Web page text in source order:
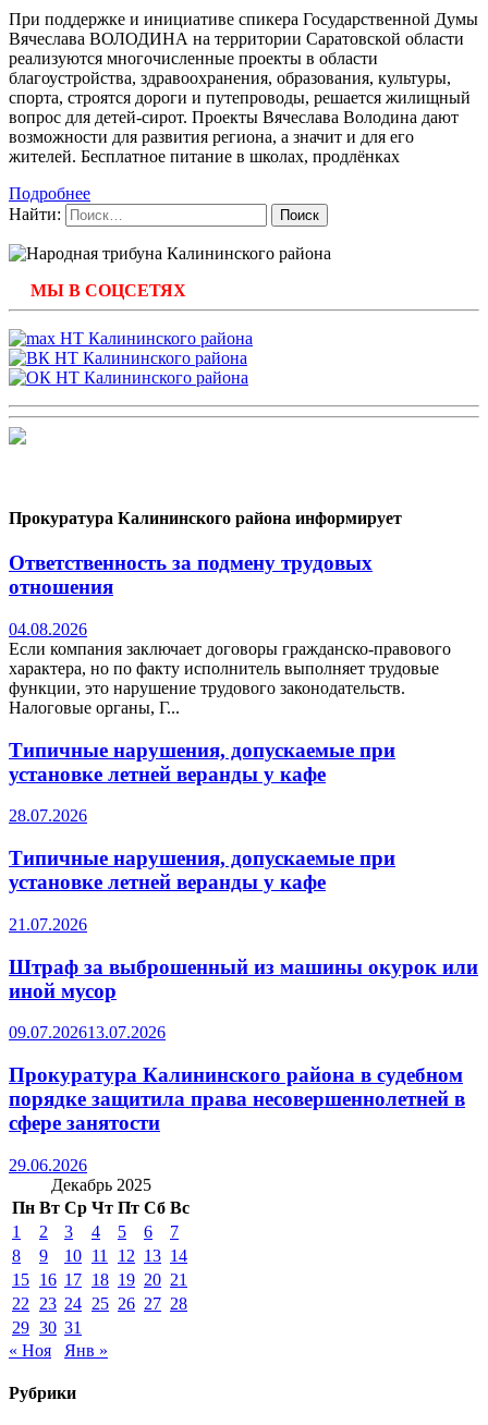
При поддержке и инициативе спикера Государственной Думы
Вячеслава ВОЛОДИНА на территории Саратовской области
реализуются многочисленные проекты в области
благоустройства, здравоохранения, образования, культуры,
спорта, строятся дороги и путепроводы, решается жилищный
вопрос для детей-сирот. Проекты Вячеслава Володина дают
возможности для развития региона, а значит и для его
жителей. Бесплатное питание в школах, продлёнках
Подробнее
Найти:
МЫ В СОЦСЕТЯХ
Прокуратура Калининского района информирует
Ответственность за подмену трудовых
отношения
04.08.2026
Если компания заключает договоры гражданско-правового
характера, но по факту исполнитель выполняет трудовые
функции, это нарушение трудового законодательств.
Налоговые органы, Г...
Типичные нарушения, допускаемые при
установке летней веранды у кафе
28.07.2026
Типичные нарушения, допускаемые при
установке летней веранды у кафе
21.07.2026
Штраф за выброшенный из машины окурок или
иной мусор
09.07.202613.07.2026
Прокуратура Калининского района в судебном
порядке защитила права несовершеннолетней в
сфере занятости
29.06.2026
Декабрь 2025
Пн Вт Ср Чт Пт Сб Вс
1
2 3 4 5 6
7
8
9 10 11 12 13 14
15 16 17 18 19 20 21
22
23 24 25 26 27 28
29 30 31
« Ноя
Янв »
Рубрики